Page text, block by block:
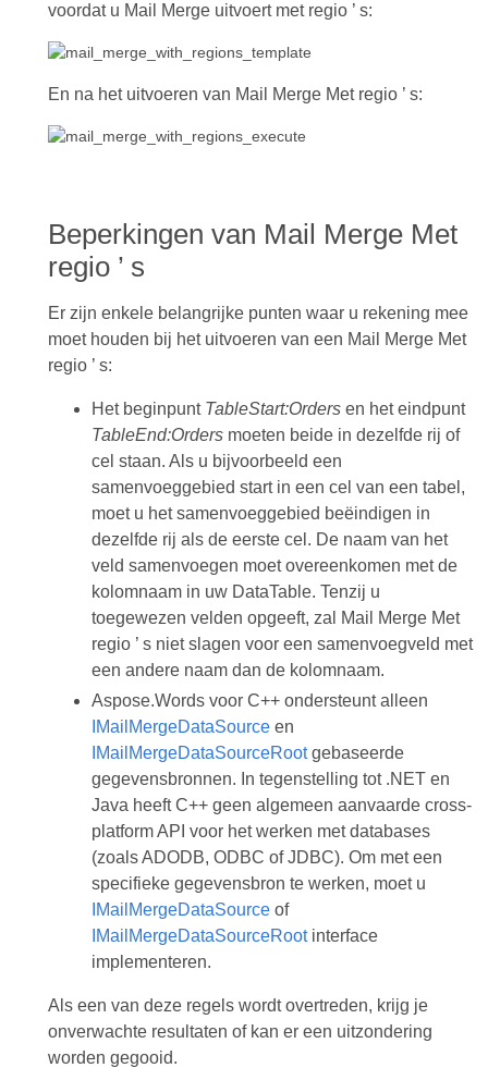
voordat u Mail Merge uitvoert met regio ’ s:
En na het uitvoeren van Mail Merge Met regio ’ s:
Beperkingen van Mail Merge Met
regio ’ s
Er zijn enkele belangrijke punten waar u rekening mee
moet houden bij het uitvoeren van een Mail Merge Met
regio ’ s:
Het beginpunt TableStart:Ordersen het eindpunt
TableEnd:Ordersmoeten beide in dezelfde rij of
cel staan. Als u bijvoorbeeld een
samenvoeggebied start in een cel van een tabel,
moet u het samenvoeggebied beëindigen in
dezelfde rij als de eerste cel. De naam van het
veld samenvoegen moet overeenkomen met de
kolomnaam in uw DataTable. Tenzij u
toegewezen velden opgeeft, zal Mail Merge Met
regio ’ s niet slagen voor een samenvoegveld met
een andere naam dan de kolomnaam.
Aspose.Words voor C++ ondersteunt alleen
IMailMergeDataSourceen
IMailMergeDataSourceRootgebaseerde
gegevensbronnen. In tegenstelling tot .NET en
Java heeft C++ geen algemeen aanvaarde cross-
platform API voor het werken met databases
(zoals ADODB, ODBC of JDBC). Om met een
specifieke gegevensbron te werken, moet u
IMailMergeDataSourceof
IMailMergeDataSourceRootinterface
implementeren.
Als een van deze regels wordt overtreden, krijg je
onverwachte resultaten of kan er een uitzondering
worden gegooid.